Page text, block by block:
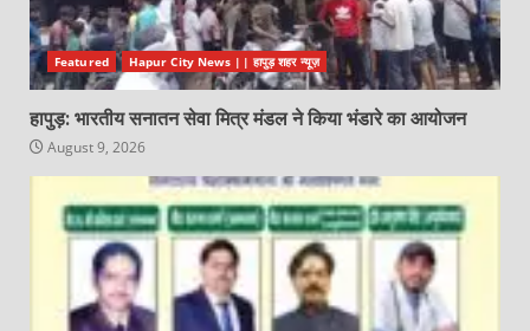
Featured Hapur City News || हापुड़ शहर न्यूज़
हापुड़: भारतीय सनातन सेवा मित्र मंडल ने किया भंडारे का आयोजन
August 9, 2026